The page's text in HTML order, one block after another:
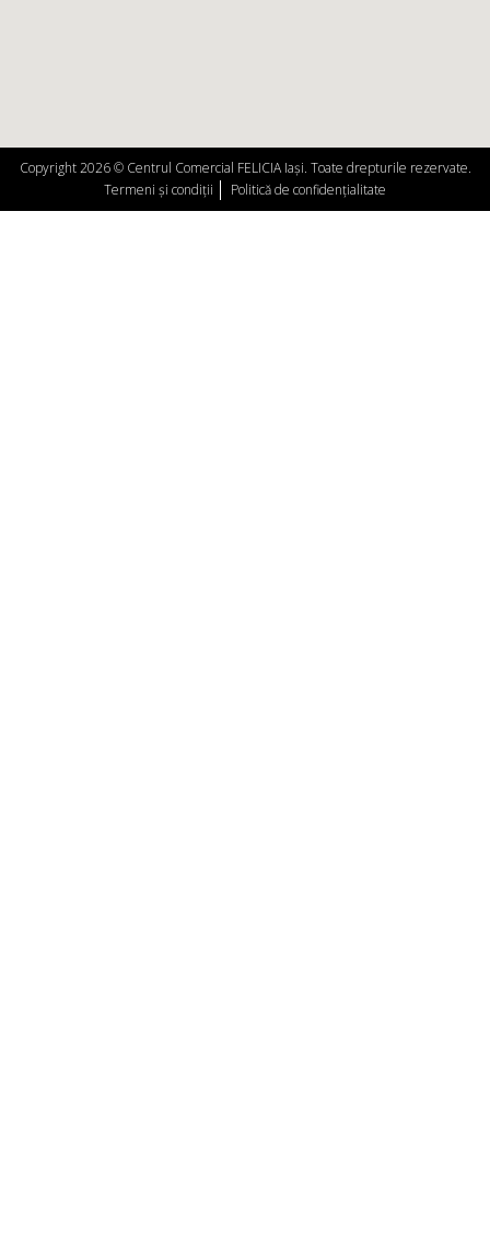
Copyright 2026 © Centrul Comercial FELICIA Iași. Toate drepturile rezervate.
Termeni și condiții
Politică de confidențialitate